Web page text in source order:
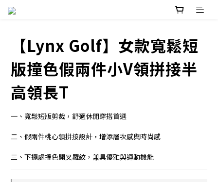
【Lynx Golf】女款寬鬆短
版撞色假兩件小V領拼接半
高領長T
一、寬鬆短版剪裁，舒適休閒穿搭首選
二、假兩件桃心領拼接設計，增添層次感與時尚感
三、下擺處撞色開叉羅紋，兼具優雅與運動機能